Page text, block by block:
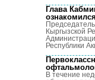
Глава
Кыргызской
Республики
В течение